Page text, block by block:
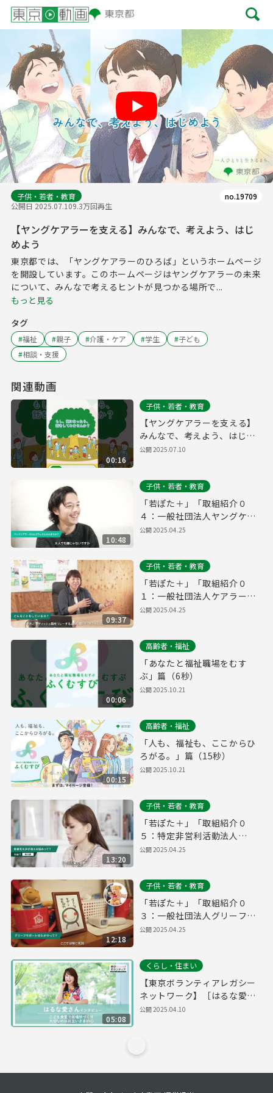
Play
子供・若者・教育
公開日 2025.07.109.3万回再生
no.19709
【ヤングケアラーを支える】みんなで、考えよう、はじ
めよう
東京都では、「ヤングケアラーのひろば」というホームページ
を開設しています。このホームページはヤングケアラーの未来
について、みんなで考えるヒントが見つかる場所で...
もっと見る
タグ
#福祉 #親子 #介護・ケア #学生 #子ども
#相談・支援
関連動画
00:16
子供・若者・教育
【ヤングケアラーを支える】
みんなで、考えよう、はじめ
よう
公開2025.07.10
10:48
子供・若者・教育
「若ぽた＋」「取組紹介０
４：一般社団法人ヤングケア
ラー協会」
公開2025.04.25
09:37
子供・若者・教育
「若ぽた＋」「取組紹介０
１：一般社団法人ケアラーワ
ークス」
公開2025.04.25
00:06
高齢者・福祉
「あなたと福祉職場をむす
ぶ」篇（6秒）
公開2025.10.21
00:15
高齢者・福祉
「人も、福祉も、ここからひ
ろがる。」篇（15秒）
公開2025.10.21
13:20
子供・若者・教育
「若ぽた＋」「取組紹介０
５：特定非営利活動法人
Light Ring.」
公開2025.04.25
12:18
子供・若者・教育
「若ぽた＋」「取組紹介０
３：一般社団法人グリーフサ
ポートせたがや」
公開2025.04.25
05:08
くらし・住まい
【東京ボランティアレガシー
ネットワーク】［はるな愛さ
ん］こども食堂で居場所づく
公開2025.04.10